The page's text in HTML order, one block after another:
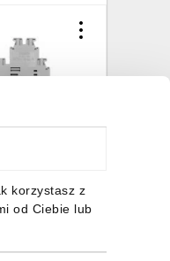
korzystasz z
od Ciebie lub
brutto